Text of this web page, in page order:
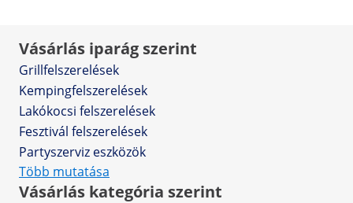
Vásárlás iparág szerint
Grillfelszerelések
Kempingfelszerelések
Lakókocsi felszerelések
Fesztivál felszerelések
Partyszerviz eszközök
Több mutatása
Vásárlás kategória szerint